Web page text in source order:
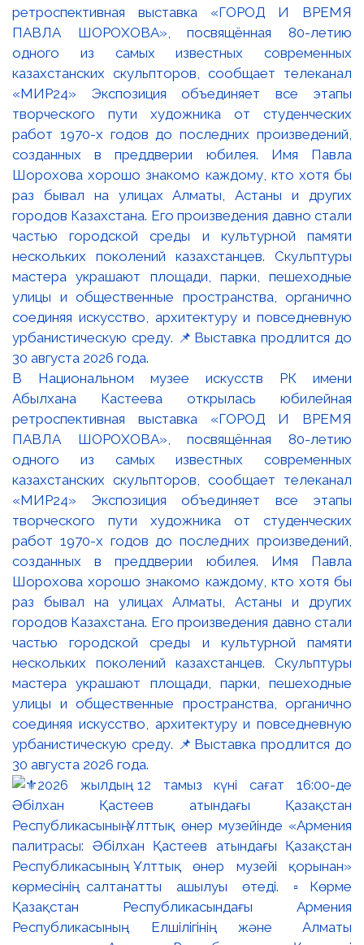
В Национальном музее искусств РК имени
Абылхана Кастеева открылась юбилейная
ретроспективная выставка «ГОРОД И ВРЕМЯ
ПАВЛА ШОРОХОВА», посвящённая 80-летию
одного из самых известных современных
казахстанских скульпторов, сообщает телеканал
«МИР24» Экспозиция объединяет все этапы
творческого пути художника от студенческих
работ 1970-х годов до последних произведений,
созданных в преддверии юбилея. Имя Павла
Шорохова хорошо знакомо каждому, кто хотя бы
раз бывал на улицах Алматы, Астаны и других
городов Казахстана. Его произведения давно стали
частью городской среды и культурной памяти
нескольких поколений казахстанцев. Скульптуры
мастера украшают площади, парки, пешеходные
улицы и общественные пространства, органично
соединяя искусство, архитектуру и повседневную
урбанистическую среду. 📌Выставка продлится до
30 августа 2026 года.